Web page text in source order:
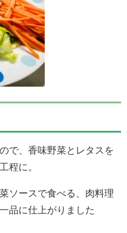
で、香味野菜とレタスを
程に。
ソースで食べる、肉料理
品に仕上がりました